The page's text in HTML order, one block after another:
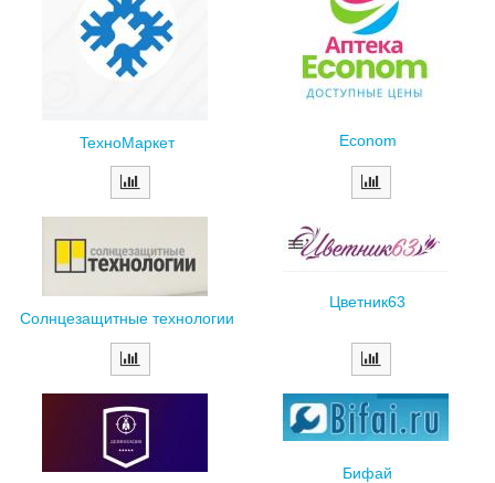
TexнoMapкeт Econom
Солнцезащитные технологии
Цветник63
Бифай